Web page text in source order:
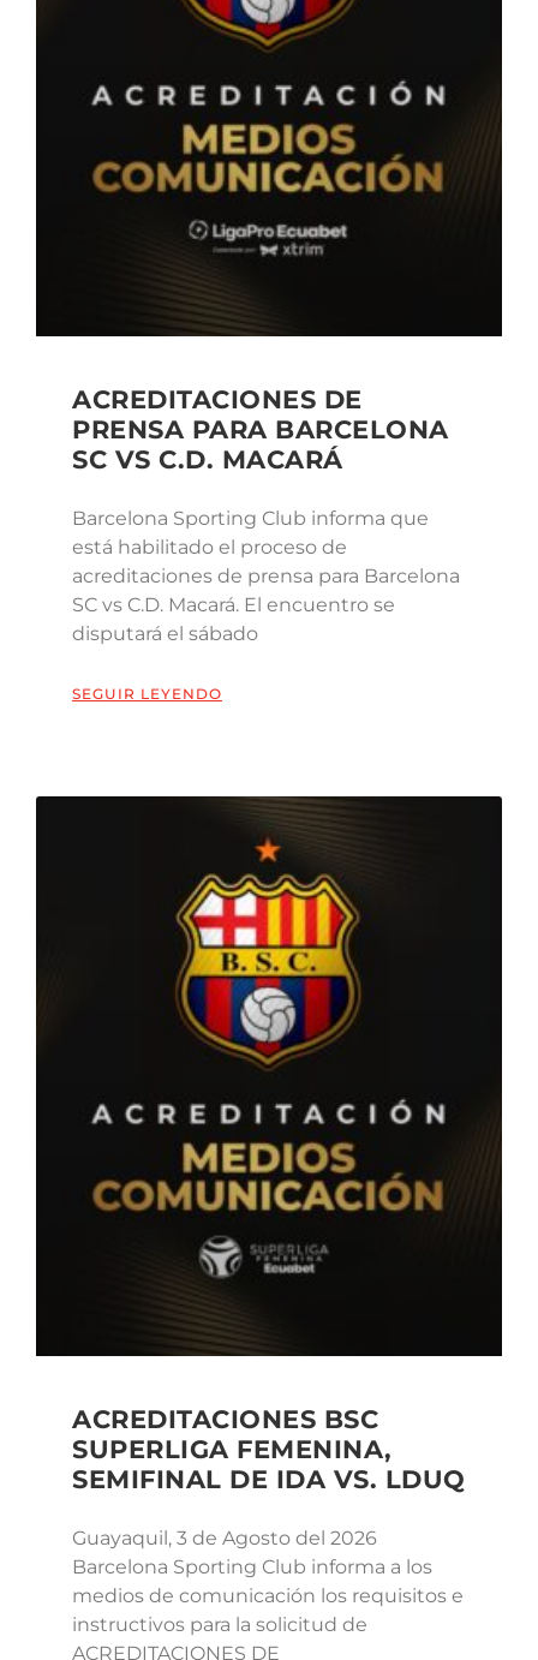
ACREDITACIONES DE
PRENSA PARA BARCELONA
SC VS C.D. MACARÁ
Barcelona Sporting Club informa que
está habilitado el proceso de
acreditaciones de prensa para Barcelona
SC vs C.D. Macará. El encuentro se
disputará el sábado
SEGUIR LEYENDO
ACREDITACIONES BSC
SUPERLIGA FEMENINA,
SEMIFINAL DE IDA VS. LDUQ
Guayaquil, 3 de Agosto del 2026
Barcelona Sporting Club informa a los
medios de comunicación los requisitos e
instructivos para la solicitud de
ACREDITACIONES DE